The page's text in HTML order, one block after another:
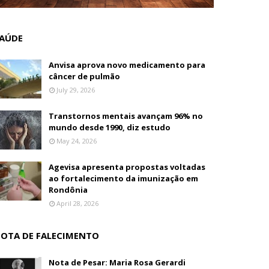
Anvisa aprova novo medicamento para
câncer de pulmão
July 29, 2026
Transtornos mentais avançam 96% no
mundo desde 1990, diz estudo
May 24, 2026
Agevisa apresenta propostas voltadas
ao fortalecimento da imunização em
Rondônia
April 28, 2026
DE FALECIMENTO
Nota de Pesar: Maria Rosa Gerardi